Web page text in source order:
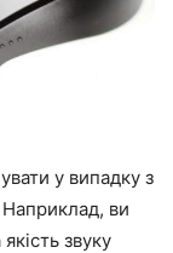
у випадку з
ви
звуку